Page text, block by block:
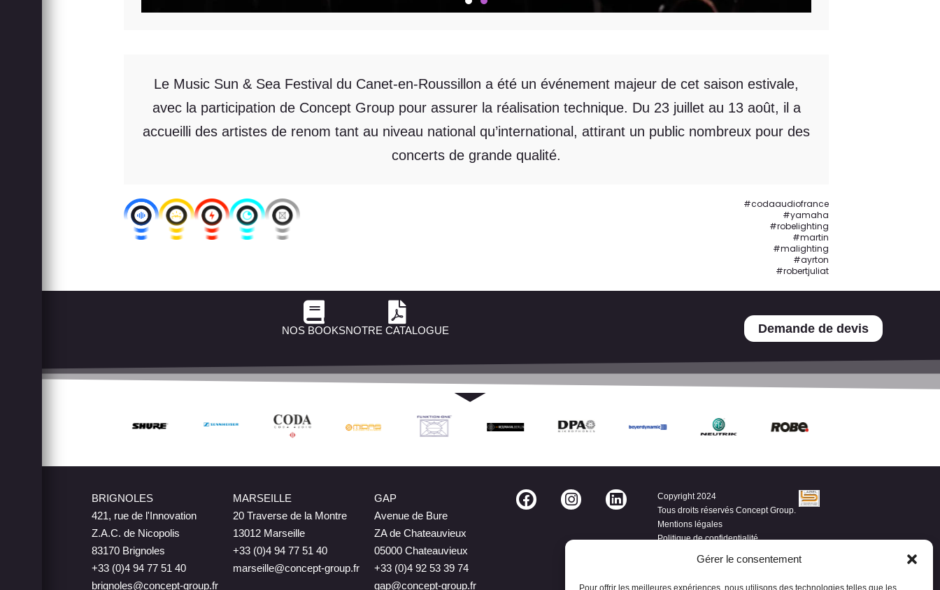
Gérer le consentement
Pour offrir les meilleures expériences, nous utilisons des technologies telles que les
Le Music Sun & Sea Festival du Canet-en-Roussillon a été un événement majeur de cet saison estivale,
avec la participation de Concept Group pour assurer la réalisation technique. Du 23 juillet au 13 août, il a
accueilli des artistes de renom tant au niveau national qu’international, attirant un public nombreux pour des
concerts de grande qualité.
#codaaudiofrance
#yamaha
#robelighting
#martin
#malighting
#ayrton
#robertjuliat
NOS BOOKSNOTRE CATALOGUE Demande de devis
BRIGNOLES
421, rue de l'Innovation
Z.A.C. de Nicopolis
83170 Brignoles
+33 (0)4 94 77 51 40
brignoles@concept-group.fr
MARSEILLE
20 Traverse de la Montre
13012 Marseille
+33 (0)4 94 77 51 40
marseille@concept-group.fr
GAP
Avenue de Bure
ZA de Chateauvieux
05000 Chateauvieux
+33 (0)4 92 53 39 74
gap@concept-group.fr
Copyright 2024
Tous droits réservés Concept Group.
Mentions légales
Politique de confidentialité